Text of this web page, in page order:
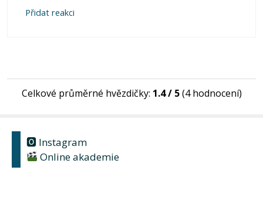
Přidat reakci
Celkové průměrné hvězdičky: 1.4 / 5(4 hodnocení)
🅾 Instagram
Online akademie